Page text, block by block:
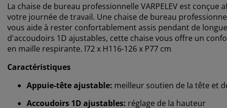
La chaise de bureau professionnelle VARPELEV est
votre journée de travail. Une chaise de bureau
vous aide à rester confortablement assis pendant de
d'accoudoirs 1D ajustables, cette chaise vous offre un
en maille respirante. l72 x H116-126 x P77 cm
Caractéristiques
Appuie-tête ajustable: meilleur soutien de la tête et
Accoudoirs 1D ajustables: réglage de la hauteur